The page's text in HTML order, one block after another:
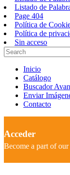
Listado de
Page 404
Política de
Política de
Sin acceso
Inicio
Catálogo
Buscador
Enviar
Contacto
Acceder
Become a part of